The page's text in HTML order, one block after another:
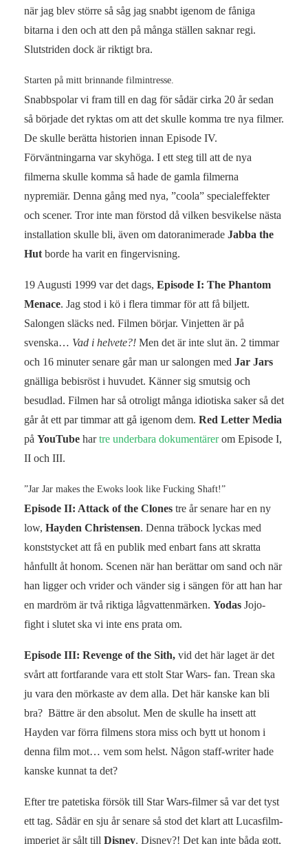
när jag blev större så såg jag snabbt igenom de fåniga
bitarna i den och att den på många ställen saknar regi.
Slutstriden dock är riktigt bra.
Starten på mitt brinnande filmintresse.
Snabbspolar vi fram till en dag för sådär cirka 20 år sedan
så började det ryktas om att det skulle komma tre nya filmer.
De skulle berätta historien innan Episode IV.
Förväntningarna var skyhöga. I ett steg till att de nya
filmerna skulle komma så hade de gamla filmerna
nypremiär. Denna gång med nya, ”coola” specialeffekter
och scener. Tror inte man förstod då vilken besvikelse nästa
installation skulle bli, även om datoranimerade Jabba the
Hut borde ha varit en fingervisning.
19 Augusti 1999 var det dags, Episode I: The Phantom
Menace. Jag stod i kö i flera timmar för att få biljett.
Salongen släcks ned. Filmen börjar. Vinjetten är på
svenska… Vad i helvete?! Men det är inte slut än. 2 timmar
och 16 minuter senare går man ur salongen med Jar Jars
gnälliga bebisröst i huvudet. Känner sig smutsig och
besudlad. Filmen har så otroligt många idiotiska saker så det
går åt ett par timmar att gå igenom dem. Red Letter Media
på YouTube hartre underbara dokumentärerom Episode I,
II och III.
”Jar Jar makes the Ewoks look like Fucking Shaft!”
Episode II: Attack of the Clones tre år senare har en ny
low, Hayden Christensen. Denna träbock lyckas med
konststycket att få en publik med enbart fans att skratta
hånfullt åt honom. Scenen när han berättar om sand och när
han ligger och vrider och vänder sig i sängen för att han har
en mardröm är två riktiga lågvattenmärken. Yodas Jojo-
fight i slutet ska vi inte ens prata om.
Episode III: Revenge of the Sith, vid det här laget är det
svårt att fortfarande vara ett stolt Star Wars- fan. Trean ska
ju vara den mörkaste av dem alla. Det här kanske kan bli
bra? Bättre är den absolut. Men de skulle ha insett att
Hayden var förra filmens stora miss och bytt ut honom i
denna film mot… vem som helst. Någon staff-writer hade
kanske kunnat ta det?
Efter tre patetiska försök till Star Wars-filmer så var det tyst
ett tag. Sådär en sju år senare så stod det klart att Lucasfilm-
imperiet är sålt till Disney. Disney?! Det kan inte båda gott,